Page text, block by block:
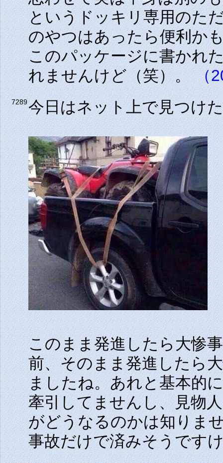
というドッキリ専用のた
のやつはあったら便利か
このパッケージに書かれ
れませんけど（笑）。（
7289今日はネット上で見つけ
このまま発進したら大惨
前、そのまま発進したら
ましたね。あれと基本的
牽引してませんし、見物
がどうなるのかは知りま
事故だけで済みそうです